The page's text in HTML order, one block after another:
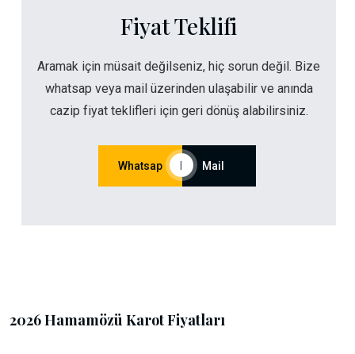
Fiyat Teklifi
Aramak için müsait değilseniz, hiç sorun değil. Bize
whatsap veya mail üzerinden ulaşabilir ve anında
cazip fiyat teklifleri için geri dönüş alabilirsiniz.
Whatsap | Mail
2026 Hamamözü Karot Fiyatları